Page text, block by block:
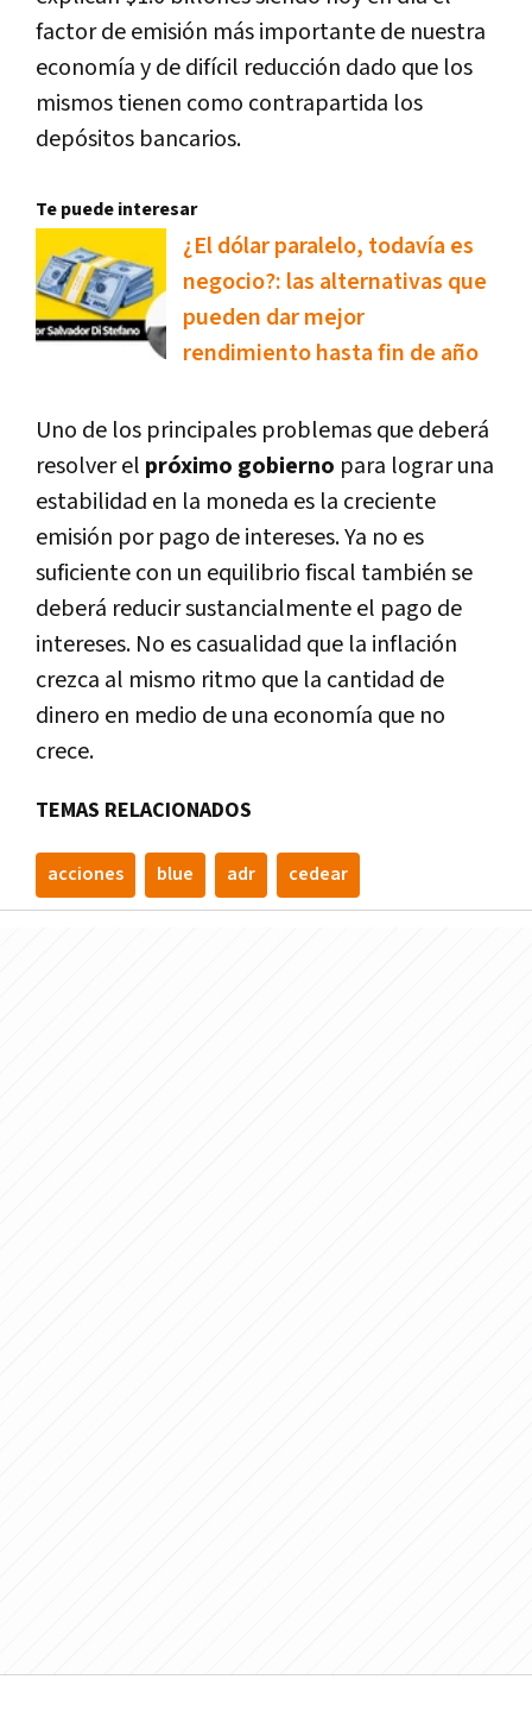
factor de emisión más importante de nuestra
economía y de difícil reducción dado que los
mismos tienen como contrapartida los
depósitos bancarios.
Te puede interesar
¿El dólar paralelo, todavía es
negocio?: las alternativas que
pueden dar mejor
rendimiento hasta fin de año
Uno de los principales problemas que deberá
resolver el próximo gobierno para lograr una
estabilidad en la moneda es la creciente
emisión por pago de intereses. Ya no es
suficiente con un equilibrio fiscal también se
deberá reducir sustancialmente el pago de
intereses. No es casualidad que la inflación
crezca al mismo ritmo que la cantidad de
dinero en medio de una economía que no
crece.
TEMAS RELACIONADOS
acciones blue adr cedear